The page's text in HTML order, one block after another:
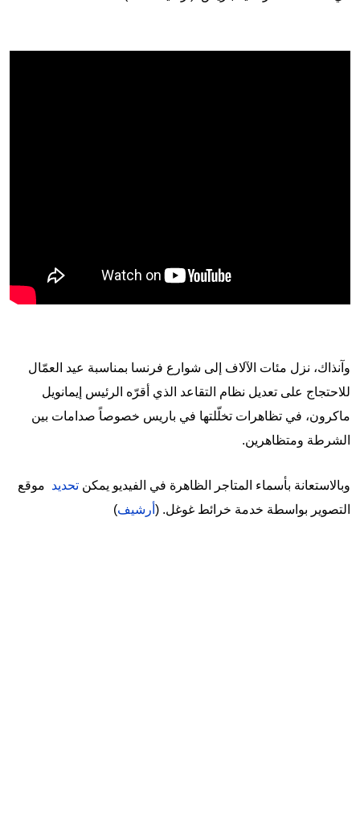
وآنذاك، نزل مئات الآلاف إلى شوارع فرنسا بمناسبة عيد العمّال
للاحتجاج على تعديل نظام التقاعد الذي أقرّه الرئيس إيمانويل
ماكرون، في تظاهرات تخلّلتها في باريس خصوصاً صدامات بين
الشرطة ومتظاهرين.
وبالاستعانة بأسماء المتاجر الظاهرة في الفيديو يمكن تحديد موقع
التصوير بواسطة خدمة خرائط غوغل. ( أرشيف)